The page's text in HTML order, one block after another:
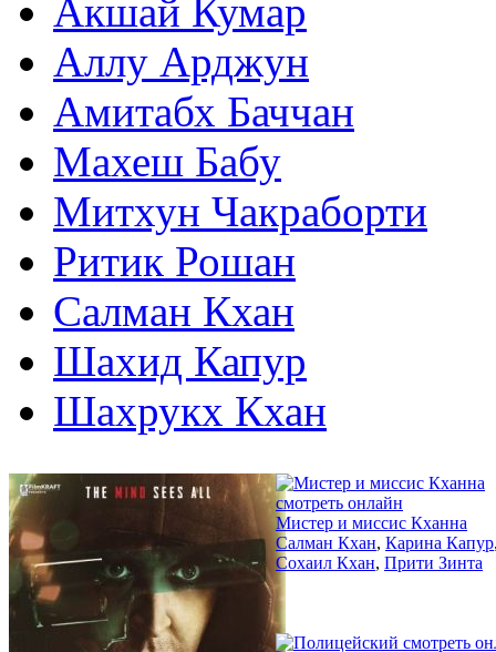
Акшай Кумар
Аллу Арджун
Амитабх Баччан
Махеш Бабу
Митхун Чакраборти
Ритик Рошан
Салман Кхан
Шахид Капур
Шахрукх Кхан
Мистер и миссис Кханна
Салман Кхан, Карина Капур
Сохаил Кхан, Прити Зинта